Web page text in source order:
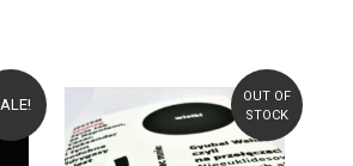
OUT OF
STOCK